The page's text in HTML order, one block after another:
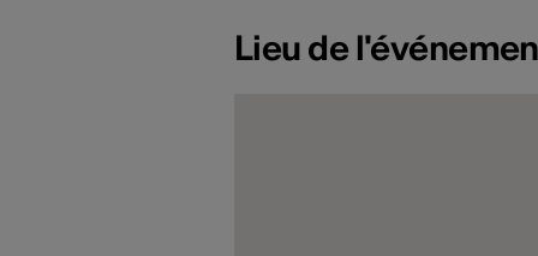
Lieu de